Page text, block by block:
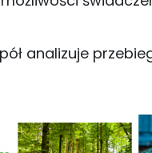
analizuje